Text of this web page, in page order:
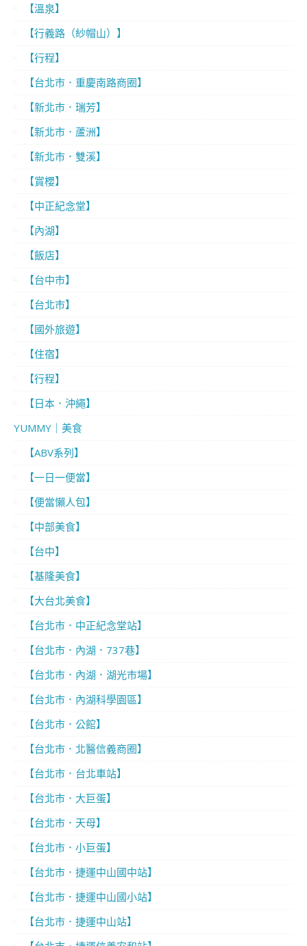
【溫泉】
【行義路（紗帽山）】
【行程】
【台北市．重慶南路商圈】
【新北市．瑞芳】
【新北市．蘆洲】
【新北市．雙溪】
【賞櫻】
【中正紀念堂】
【內湖】
【飯店】
【台中市】
【台北市】
【國外旅遊】
【住宿】
【行程】
【日本．沖繩】
YUMMY｜美食
【ABV系列】
【一日一便當】
【便當懶人包】
【中部美食】
【台中】
【基隆美食】
【大台北美食】
【台北市．中正紀念堂站】
【台北市．內湖．737巷】
【台北市．內湖．湖光市場】
【台北市．內湖科學園區】
【台北市．公館】
【台北市．北醫信義商圈】
【台北市．台北車站】
【台北市．大巨蛋】
【台北市．天母】
【台北市．小巨蛋】
【台北市．捷運中山國中站】
【台北市．捷運中山國小站】
【台北市．捷運中山站】